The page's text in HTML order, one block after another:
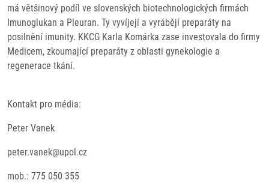
má většinový podíl ve slovenských biotechnologických firmách
Imunoglukan a Pleuran. Ty vyvíjejí a vyrábějí preparáty na
posilnění imunity. KKCG Karla Komárka zase investovala do firmy
Medicem, zkoumající preparáty z oblasti gynekologie a
regenerace tkání.
Kontakt pro média:
Peter Vanek
peter.vanek@upol.cz
mob.: 775 050 355